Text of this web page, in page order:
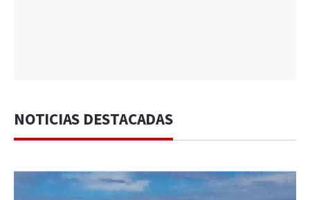
NOTICIAS DESTACADAS